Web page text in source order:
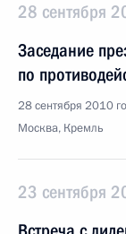
28 сентября
Заседание
по
28 сентября 2010
Москва, Кремль
23 сентября